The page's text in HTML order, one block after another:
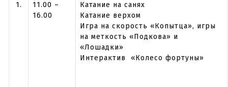
1.
11.00 –
16.00
Катание на санях
Катание верхом
Игра на скорость «Копытца», игры
на меткость «Подкова» и
«Лошадки»
Интерактив «Колесо фортуны»